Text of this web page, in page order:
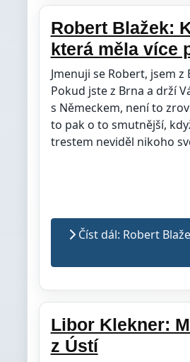
Robert Blažek:
která měla více
Jmenuji se Robert, jsem
Pokud jste z Brna a drží
s Německem, není to
to pak o to smutnější,
trestem neviděl nikoho
Číst dál: Robert
Libor Klekner:
z Ústí